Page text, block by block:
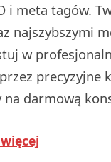
i meta tagów.
najszybszymi
w
precyzyjne
na darmową